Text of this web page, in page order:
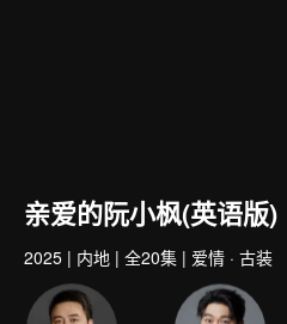
亲爱的阮小枫(英语版)
2025 | 内地 | 全20集 | 爱情 · 古装